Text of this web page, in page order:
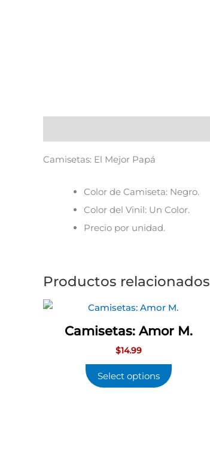
Camisetas: El Mejor Papá
Color de Camiseta: Negro.
Color del Vinil: Un Color.
Precio por unidad.
Productos relacionados
Camisetas: Amor M.
$14.99
Select options